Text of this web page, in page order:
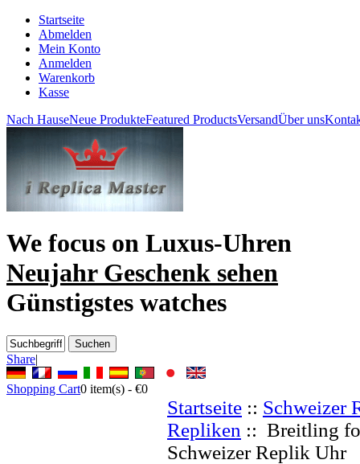
Startseite
Abmelden
Mein Konto
Anmelden
Warenkorb
Kasse
Nach HauseNeue ProdukteFeatured ProductsVersandÜber uns
We focus on Luxus-Uhren
Neujahr Geschenk sehen
Günstigstes watches
Share|
Shopping Cart0 item(s) - €0
Startseite :: Schweizer
Repliken :: Breitling
Schweizer Replik Uhr